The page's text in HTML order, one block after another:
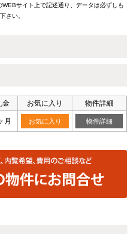
サイト上で記述通り、データは必ずしも
さい。
金 お気に入り 物件詳細
月 お気に入り 物件詳細